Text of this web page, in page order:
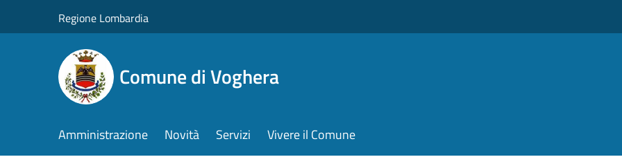
Regione Lombardia
Comune di Voghera
Amministrazione Novità Servizi Vivere il Comune